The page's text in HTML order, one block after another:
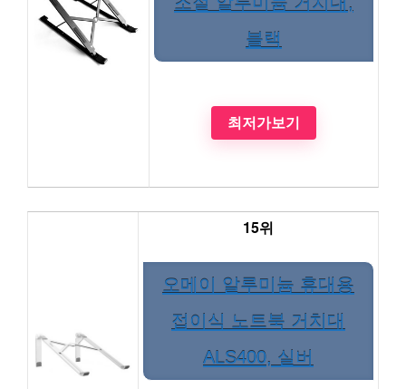
블랙
최저가보기
15위
오메이 알루미늄 휴대용
접이식 노트북 거치대
ALS400, 실버